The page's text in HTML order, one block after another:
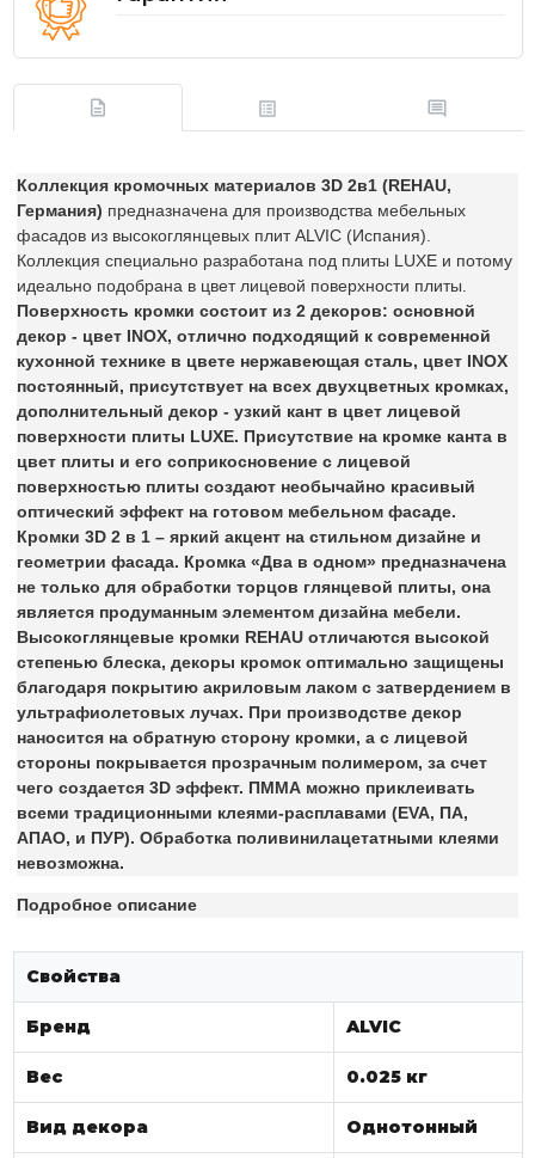
Коллекция кромочных материалов 3D 2в1 (REHAU,
Германия) предназначена для производства мебельных
фасадов из высокоглянцевых плит ALVIC (Испания).
Коллекция специально разработана под плиты LUXE и потому
идеально подобрана в цвет лицевой поверхности плиты.
Поверхность кромки состоит из 2 декоров: основной
декор - цвет INOX, отлично подходящий к современной
кухонной технике в цвете нержавеющая сталь, цвет INOX
постоянный, присутствует на всех двухцветных кромках,
дополнительный декор - узкий кант в цвет лицевой
поверхности плиты LUXE. Присутствие на кромке канта в
цвет плиты и его соприкосновение с лицевой
поверхностью плиты создают необычайно красивый
оптический эффект на готовом мебельном фасаде.
Кромки 3D 2 в 1 – яркий акцент на стильном дизайне и
геометрии фасада. Кромка «Два в одном» предназначена
не только для обработки торцов глянцевой плиты, она
является продуманным элементом дизайна мебели.
Высокоглянцевые кромки REHAU отличаются высокой
степенью блеска, декоры кромок оптимально защищены
благодаря покрытию акриловым лаком с затвердением в
ультрафиолетовых лучах. При производстве декор
наносится на обратную сторону кромки, а с лицевой
стороны покрывается прозрачным полимером, за счет
чего создается 3D эффект. ПММА можно приклеивать
всеми традиционными клеями-расплавами (EVA, ПА,
АПАО, и ПУР). Обработка поливинилацетатными клеями
невозможна.
Подробное описание
Свойства
Бренд ALVIC
Вес 0.025 кг
Вид декора Однотонный